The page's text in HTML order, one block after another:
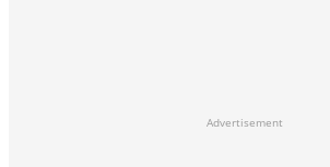
Advertisement